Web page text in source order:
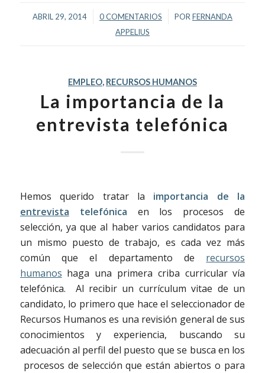
ABRIL 29, 2014
/ 0 COMENTARIOS
/ POR FERNANDA
APPELIUS
EMPLEO, RECURSOS HUMANOS
La importancia de la
entrevista telefónica
Hemos querido tratar la importancia de la
entrevista telefónica en los procesos de
selección, ya que al haber varios candidatos para
un mismo puesto de trabajo, es cada vez más
común que el departamento de recursos
humanos haga una primera criba curricular vía
telefónica. Al recibir un currículum vitae de un
candidato, lo primero que hace el seleccionador de
Recursos Humanos es una revisión general de sus
conocimientos y experiencia, buscando su
adecuación al perfil del puesto que se busca en los
procesos de selección que están abiertos o para